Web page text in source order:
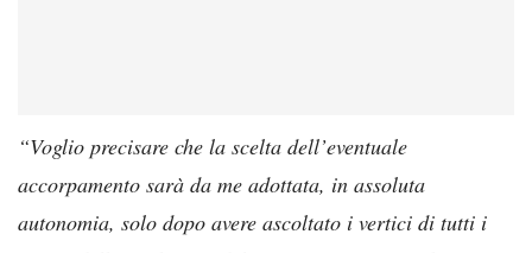
“Voglio precisare che la scelta dell’eventuale
accorpamento sarà da me adottata, in assoluta
autonomia, solo dopo avere ascoltato i vertici di tutti i